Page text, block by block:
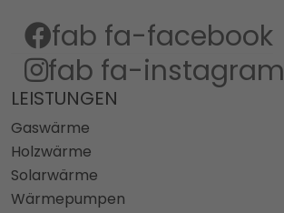
fab fa-facebook
fab fa-instagram
LEISTUNGEN
Gaswärme
Holzwärme
Solarwärme
Wärmepumpen